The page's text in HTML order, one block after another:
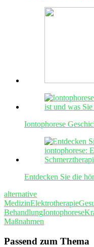
Iontophorese
Entdecken Sie die
alternative
MedizinElektrotherapie
BehandlungIontophorese
Maßnahmen
Passend zum Thema